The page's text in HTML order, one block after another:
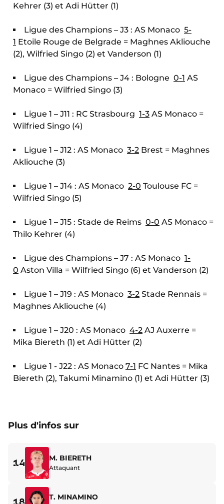
Kehrer (3) et Adi Hütter (1)
Ligue des Champions – J3 : AS Monaco 5-
1 Etoile Rouge de Belgrade = Maghnes Akliouche
(2), Wilfried Singo (2) et Vanderson (1)
Ligue des Champions – J4 : Bologne 0-1 AS
Monaco = Wilfried Singo (3)
Ligue 1 – J11 : RC Strasbourg 1-3 AS Monaco =
Wilfried Singo (4)
Ligue 1 – J12 : AS Monaco 3-2 Brest = Maghnes
Akliouche (3)
Ligue 1 – J14 : AS Monaco 2-0 Toulouse FC =
Wilfried Singo (5)
Ligue 1 – J15 : Stade de Reims 0-0 AS Monaco =
Thilo Kehrer (4)
Ligue des Champions – J7 : AS Monaco 1-
0 Aston Villa = Wilfried Singo (6) et Vanderson (2)
Ligue 1 – J19 : AS Monaco 3-2 Stade Rennais =
Maghnes Akliouche (4)
Ligue 1 – J20 : AS Monaco 4-2 AJ Auxerre =
Mika Biereth (1) et Adi Hütter (2)
Ligue 1 - J22 : AS Monaco 7-1 FC Nantes = Mika
Biereth (2), Takumi Minamino (1) et Adi Hütter (3)
Plus d'infos sur
14 M. BIERETH
Attaquant
18 T. MINAMINO